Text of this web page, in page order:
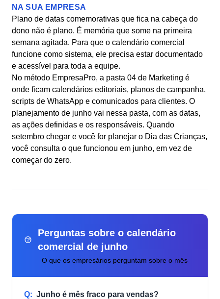
NA SUA EMPRESA
Plano de datas comemorativas que fica na cabeça do
dono não é plano. É memória que some na primeira
semana agitada. Para que o calendário comercial
funcione como sistema, ele precisa estar documentado
e acessível para toda a equipe.
No método EmpresaPro, a pasta 04 de Marketing é
onde ficam calendários editoriais, planos de campanha,
scripts de WhatsApp e comunicados para clientes. O
planejamento de junho vai nessa pasta, com as datas,
as ações definidas e os responsáveis. Quando
setembro chegar e você for planejar o Dia das Crianças,
você consulta o que funcionou em junho, em vez de
começar do zero.
Perguntas sobre o calendário
comercial de junho
O que os empresários perguntam sobre o mês
Q: Junho é mês fraco para vendas?